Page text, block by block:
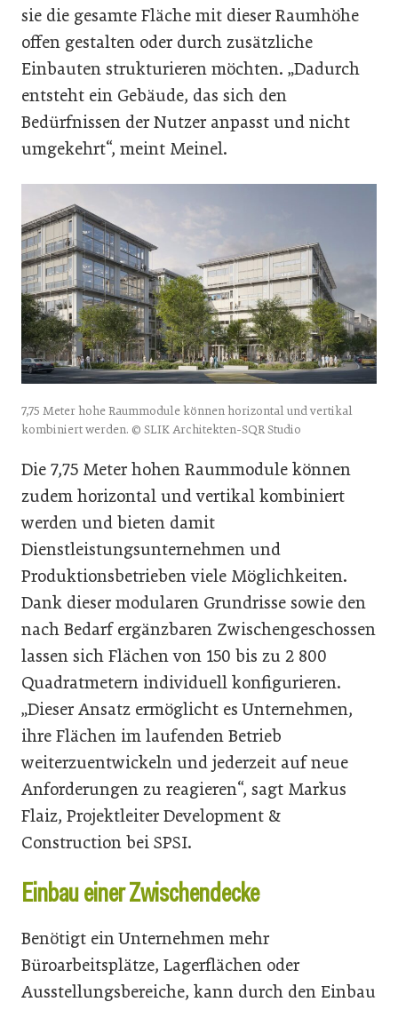
sie die gesamte Fläche mit dieser Raumhöhe
offen gestalten oder durch zusätzliche
Einbauten strukturieren möchten. „Dadurch
entsteht ein Gebäude, das sich den
Bedürfnissen der Nutzer anpasst und nicht
umgekehrt“, meint Meinel.
7,75 Meter hohe Raummodule können horizontal und vertikal
kombiniert werden. © SLIK Architekten-SQR Studio
Die 7,75 Meter hohen Raummodule können
zudem horizontal und vertikal kombiniert
werden und bieten damit
Dienstleistungsunternehmen und
Produktionsbetrieben viele Möglichkeiten.
Dank dieser modularen Grundrisse sowie den
nach Bedarf ergänzbaren Zwischengeschossen
lassen sich Flächen von 150 bis zu 2 800
Quadratmetern individuell konfigurieren.
„Dieser Ansatz ermöglicht es Unternehmen,
ihre Flächen im laufenden Betrieb
weiterzuentwickeln und jederzeit auf neue
Anforderungen zu reagieren“, sagt Markus
Flaiz, Projektleiter Development &
Construction bei SPSI.
Einbau einer Zwischendecke
Benötigt ein Unternehmen mehr
Büroarbeitsplätze, Lagerflächen oder
Ausstellungsbereiche, kann durch den Einbau